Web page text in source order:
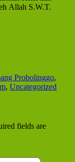
Allah S.W.T.
Probolinggo,
, Uncategorized
fields are